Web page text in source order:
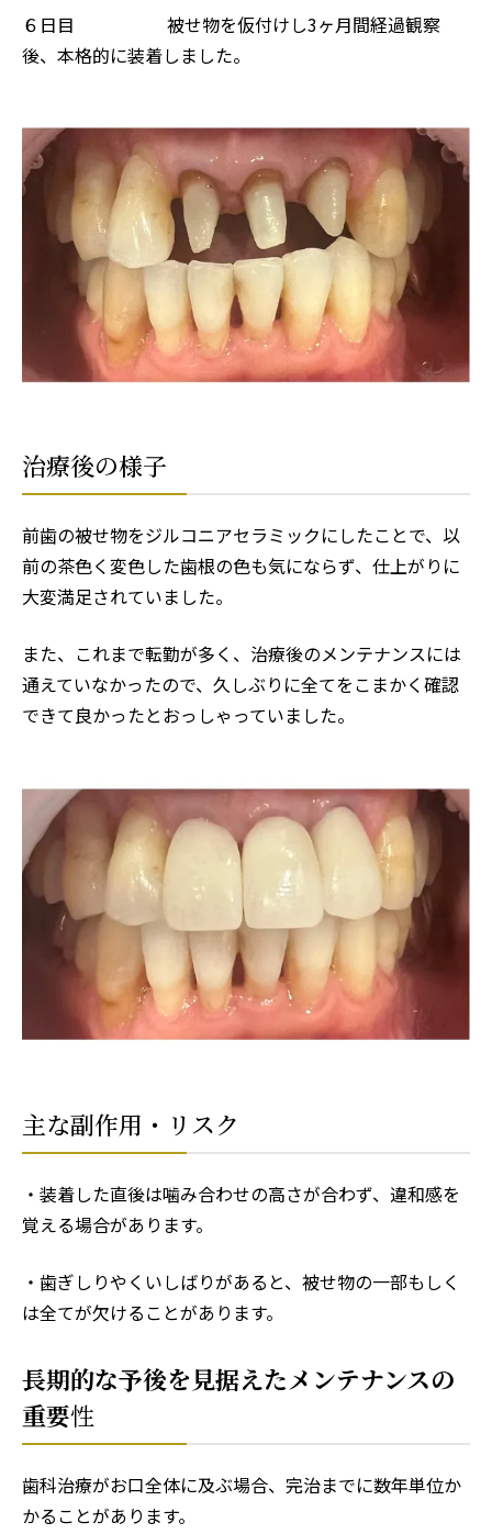
６日目 被せ物を仮付けし3ヶ月間経過観察
後、本格的に装着しました。
治療後の様子
前歯の被せ物をジルコニアセラミックにしたことで、以
前の茶色く変色した歯根の色も気にならず、仕上がりに
大変満足されていました。
また、これまで転勤が多く、治療後のメンテナンスには
通えていなかったので、久しぶりに全てをこまかく確認
できて良かったとおっしゃっていました。
主な副作用・リスク
・装着した直後は噛み合わせの高さが合わず、違和感を
覚える場合があります。
・歯ぎしりやくいしばりがあると、被せ物の一部もしく
は全てが欠けることがあります。
長期的な予後を見据えたメンテナンスの
重要性
歯科治療がお口全体に及ぶ場合、完治までに数年単位か
かることがあります。